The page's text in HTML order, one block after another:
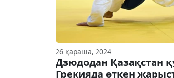
26 қараша, 2024
Дзюдодан Қазақстан
Грекияда өткен